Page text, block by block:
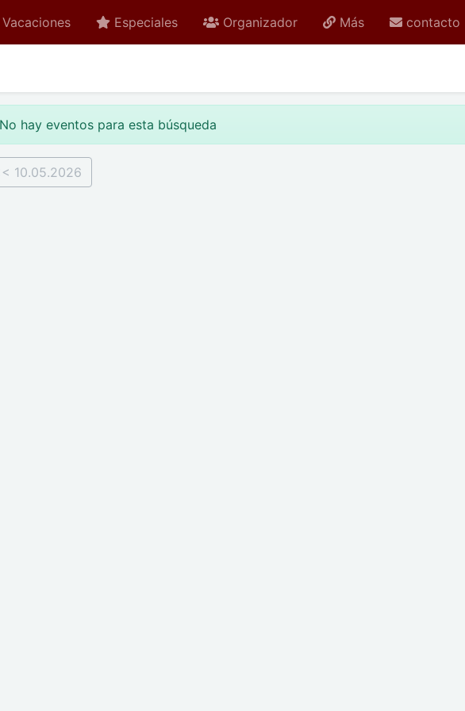
Vacaciones Especiales Organizador Más contacto
No hay eventos para esta búsqueda
10.05.2026